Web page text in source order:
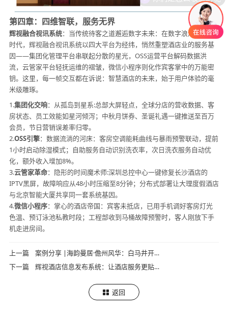
第四章：四维智联，服务无界
辉视融合视讯系统：当传统待客之道邂逅数字未来：在数字浪潮奔涌的
时代，辉视融合视讯系统以四大平台为经纬，悄然重塑酒店业的服务基
因——集团化管理平台串联起分散的星光，OSS运营平台解码数据洪
流，云管家平台轻抚运维的褶皱，微信小程序则化作宾客掌中的万能密
钥。这里，每一帧交互都在诉说：智慧酒店的未来，始于用户体验的毫
米级雕琢。
1.集团化交响：从孤岛到星系:总部大屏轻点，全球分店的营收数据、客
房状态、员工效能如星河倾泻；中秋月饼券、圣诞礼遇一键推送至百万
会员，节日营销误差率归零。
2.OSS引擎：数据流淌的河床：客房空调能耗曲线与暴雨预警联动，提前
1小时启动除湿模式；自助服务自动识别洗衣率，次日洗衣服务自动优
化，额外收入增加8%。
3.云管家革命：隐形的时间魔术师:深圳总控中心一键修复长沙酒店的
IPTV黑屏，故障响应从48小时压缩至8分钟；分布式部署让大理度假酒店
与北京智能大厦共享同一套系统基因。
4.微信小程序：掌心的酒店帝国：宾客未抵店，已用手机调好客房灯光
色温、预订泳池私教时段；工程部收到马桶故障预警时，客人刚放下手
机走进房间。
上一篇
案例分享 |海韵曼居·儋州风华：白马井开元曼居酒店
下一篇
辉视酒店信息发布系统：让酒店服务更贴心、管理更省心的五大理由
返回